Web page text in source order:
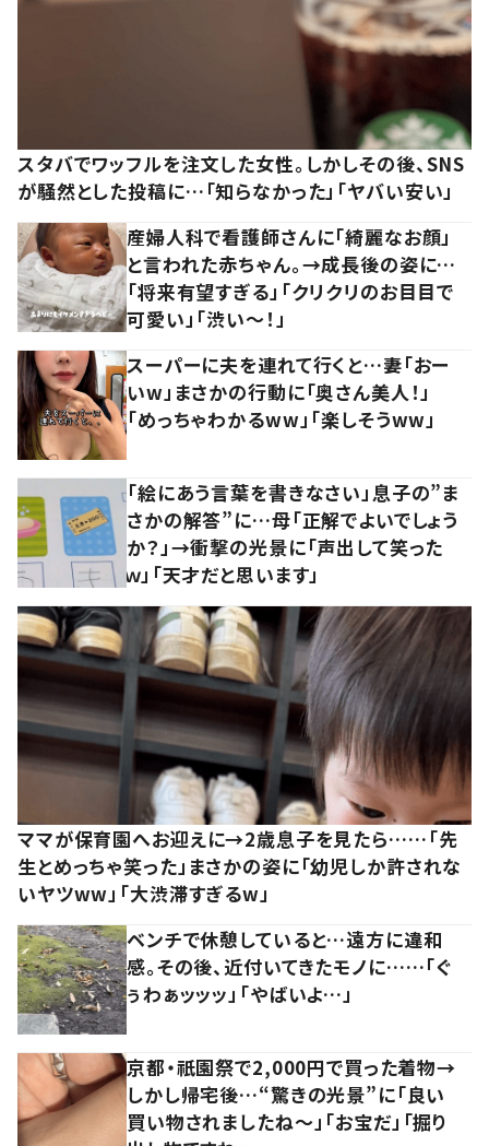
スタバでワッフルを注文した女性。しかしその後、SNS
が騒然とした投稿に…「知らなかった」「ヤバい安い」
産婦人科で看護師さんに「綺麗なお顔」
と言われた赤ちゃん。→成長後の姿に…
「将来有望すぎる」「クリクリのお目目で
可愛い」「渋い～！」
スーパーに夫を連れて行くと…妻「おー
いw」まさかの行動に「奥さん美人！」
「めっちゃわかるww」「楽しそうww」
「絵にあう言葉を書きなさい」息子の”ま
さかの解答”に…母「正解でよいでしょう
か？」→衝撃の光景に「声出して笑った
ｗ」「天才だと思います」
ママが保育園へお迎えに→2歳息子を見たら……「先
生とめっちゃ笑った」まさかの姿に「幼児しか許されな
いヤツww」「大渋滞すぎるw」
ベンチで休憩していると…遠方に違和
感。その後、近付いてきたモノに……「ぐ
ぅわぁッッッ」「やばいよ…」
京都・祇園祭で2,000円で買った着物→
しかし帰宅後…“驚きの光景”に「良い
買い物されましたね～」「お宝だ」「掘り